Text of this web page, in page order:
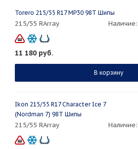
Torero 215/55 R17 MP30 98T Шипы
215/55 RArray Наличие:
11 180 руб.
В корзину
Ikon 215/55 R17 Character Ice 7
(Nordman 7) 98T Шипы
215/55 RArray Наличие: